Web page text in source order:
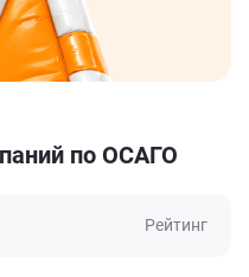
по ОСАГО
Рейтинг